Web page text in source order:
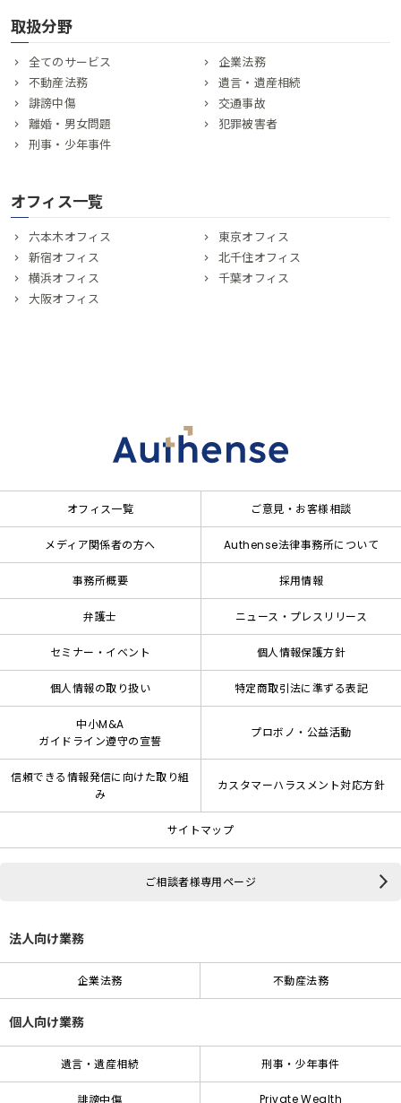
取扱分野
全てのサービス
企業法務
不動産法務
遺言・遺産相続
誹謗中傷
交通事故
離婚・男女問題
犯罪被害者
刑事・少年事件
オフィス一覧
六本木オフィス
東京オフィス
新宿オフィス
北千住オフィス
横浜オフィス
千葉オフィス
大阪オフィス
オフィス一覧 ご意見・お客様相談
メディア関係者の方へ Authense法律事務所について
事務所概要 採用情報
弁護士 ニュース・プレスリリース
セミナー・イベント 個人情報保護方針
個人情報の取り扱い 特定商取引法に準ずる表記
中小M&A
ガイドライン遵守の宣誓
プロボノ・公益活動
信頼できる情報発信に向けた取り組
み
カスタマーハラスメント対応方針
サイトマップ
ご相談者様専用ページ
法人向け業務
企業法務 不動産法務
個人向け業務
遺言・遺産相続 刑事・少年事件
誹謗中傷 Private Wealth